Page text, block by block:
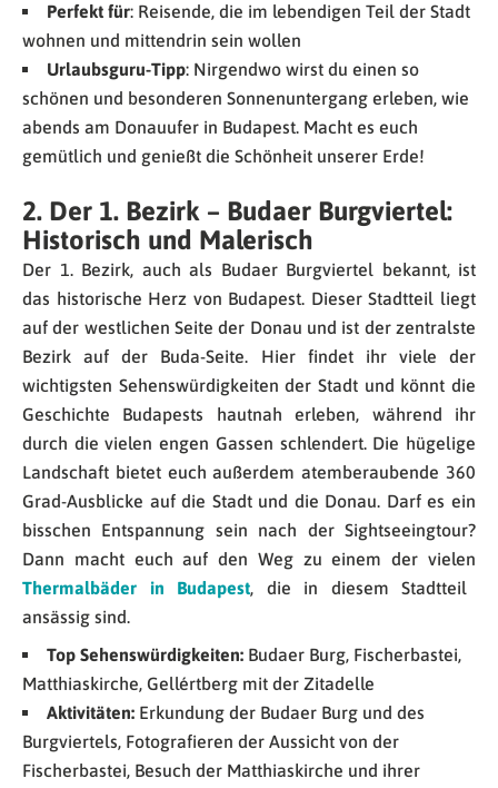
Perfekt für: Reisende, die im lebendigen Teil der Stadt
wohnen und mittendrin sein wollen
Urlaubsguru-Tipp: Nirgendwo wirst du einen so
schönen und besonderen Sonnenuntergang erleben, wie
abends am Donauufer in Budapest. Macht es euch
gemütlich und genießt die Schönheit unserer Erde!
2. Der 1. Bezirk – Budaer Burgviertel:
Historisch und Malerisch
Der 1. Bezirk, auch als Budaer Burgviertel bekannt, ist
das historische Herz von Budapest. Dieser Stadtteil liegt
auf der westlichen Seite der Donau und ist der zentralste
Bezirk auf der Buda-Seite. Hier findet ihr viele der
wichtigsten Sehenswürdigkeiten der Stadt und könnt die
Geschichte Budapests hautnah erleben, während ihr
durch die vielen engen Gassen schlendert. Die hügelige
Landschaft bietet euch außerdem atemberaubende 360
Grad-Ausblicke auf die Stadt und die Donau. Darf es ein
bisschen Entspannung sein nach der Sightseeingtour?
Dann macht euch auf den Weg zu einem der vielen
Thermalbäder in Budapest, die in diesem Stadtteil
ansässig sind.
Top Sehenswürdigkeiten: Budaer Burg, Fischerbastei,
Matthiaskirche, Gellértberg mit der Zitadelle
Aktivitäten: Erkundung der Budaer Burg und des
Burgviertels, Fotografieren der Aussicht von der
Fischerbastei, Besuch der Matthiaskirche und ihrer